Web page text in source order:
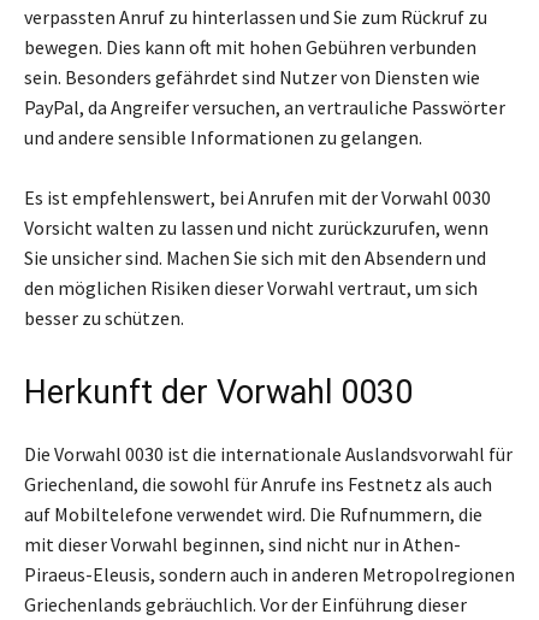
verpassten Anruf zu hinterlassen und Sie zum Rückruf zu
bewegen. Dies kann oft mit hohen Gebühren verbunden
sein. Besonders gefährdet sind Nutzer von Diensten wie
PayPal, da Angreifer versuchen, an vertrauliche Passwörter
und andere sensible Informationen zu gelangen.
Es ist empfehlenswert, bei Anrufen mit der Vorwahl 0030
Vorsicht walten zu lassen und nicht zurückzurufen, wenn
Sie unsicher sind. Machen Sie sich mit den Absendern und
den möglichen Risiken dieser Vorwahl vertraut, um sich
besser zu schützen.
Herkunft der Vorwahl 0030
Die Vorwahl 0030 ist die internationale Auslandsvorwahl für
Griechenland, die sowohl für Anrufe ins Festnetz als auch
auf Mobiltelefone verwendet wird. Die Rufnummern, die
mit dieser Vorwahl beginnen, sind nicht nur in Athen-
Piraeus-Eleusis, sondern auch in anderen Metropolregionen
Griechenlands gebräuchlich. Vor der Einführung dieser